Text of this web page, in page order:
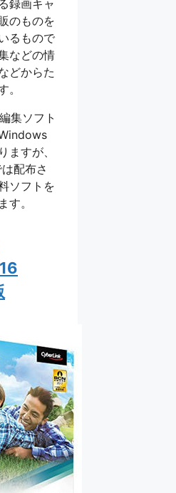
録画キャ
のものを
るもので
などの情
どからた
。
集ソフト
ますが、
配布さ
ソフトを
す。